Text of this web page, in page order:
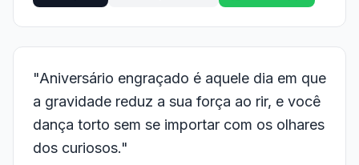
"Aniversário engraçado é aquele dia em que
a gravidade reduz a sua força ao rir, e você
dança torto sem se importar com os olhares
dos curiosos."